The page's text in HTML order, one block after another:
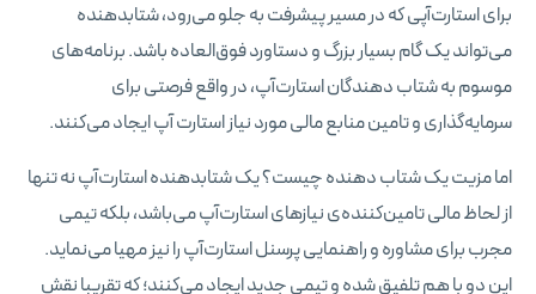
برای استارت‌آپی که در مسیر پیشرفت به جلو می‌رود، شتابدهنده
می‌تواند یک گام بسیار بزرگ و دستاورد فوق‌العاده باشد. برنامه‌های
موسوم به شتاب دهندگان استارت‌آپ‌، در واقع فرصتی برای
سرمایه‌گذاری و تامین منابع مالی مورد نیاز استارت آپ ایجاد می‌کنند.
اما مزیت یک شتاب دهنده چیست؟ یک شتابدهنده استارت‌آپ نه تنها
از لحاظ مالی تامین‌کننده‌ی نیازهای استارت‌آپ می‌باشد، بلکه تیمی
مجرب برای مشاوره و راهنمایی پرسنل استارت‌آپ را نیز مهیا می‌نماید.
این دو با هم تلفیق شده و تیمی جدید ایجاد می‌کنند؛ که تقریبا نقش